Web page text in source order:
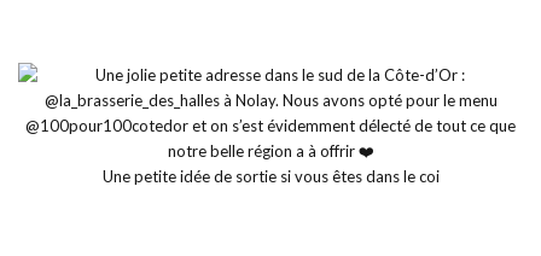
Une petite idée de sortie si vous êtes dans le coi